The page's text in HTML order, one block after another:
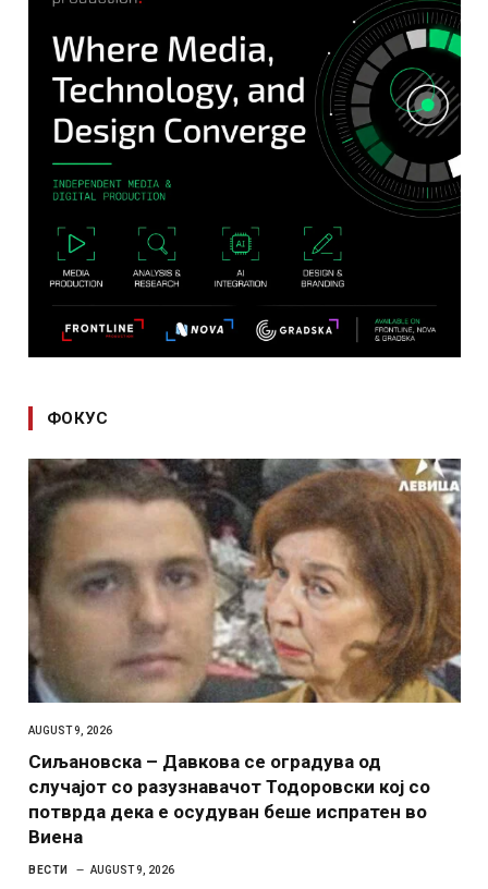
ФОКУС
AUGUST 9, 2026
Сиљановска – Давкова се оградува од
случајот со разузнавачот Тодоровски кој со
потврда дека е осудуван беше испратен во
Виена
ВЕСТИ AUGUST 9, 2026